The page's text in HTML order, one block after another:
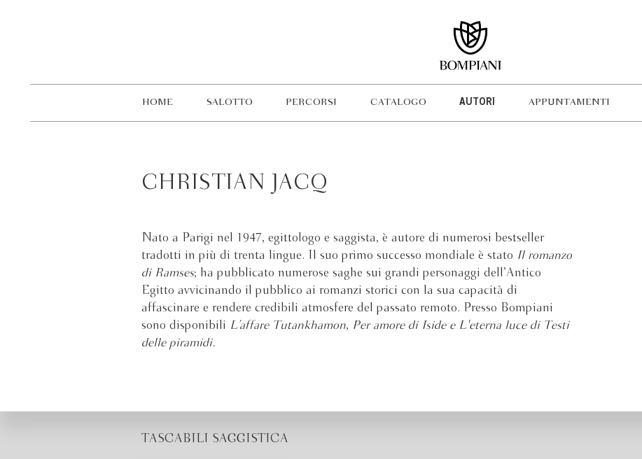
HOME SALOTTO PERCORSI CATALOGO AUTORI APPUNTAMENTI
CHRISTIAN JACQ
Nato a Parigi nel 1947, egittologo e saggista, è autore di numerosi bestseller
tradotti in più di trenta lingue. Il suo primo successo mondiale è stato Il romanzo
di Ramses; ha pubblicato numerose saghe sui grandi personaggi dell’Antico
Egitto avvicinando il pubblico ai romanzi storici con la sua capacità di
affascinare e rendere credibili atmosfere del passato remoto. Presso Bompiani
sono disponibili L’affare Tutankhamon, Per amore di Iside e L'eterna luce di Testi
delle piramidi.
TASCABILI SAGGISTICA